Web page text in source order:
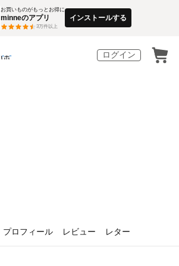
お買いものがもっとお得に
minneのアプリ
3万件以上
インストールする
ログイン
プロフィール レビュー レター